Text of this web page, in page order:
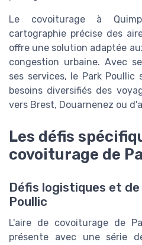
Le covoiturage à
cartographie précise des
offre une solution adaptée
congestion urbaine. Avec
ses services, le Park Poullic
besoins diversifiés des
vers Brest, Douarnenez ou
Les défis
covoiturage de
Défis logistiques et
Poullic
L'aire de covoiturage de
présente avec une série